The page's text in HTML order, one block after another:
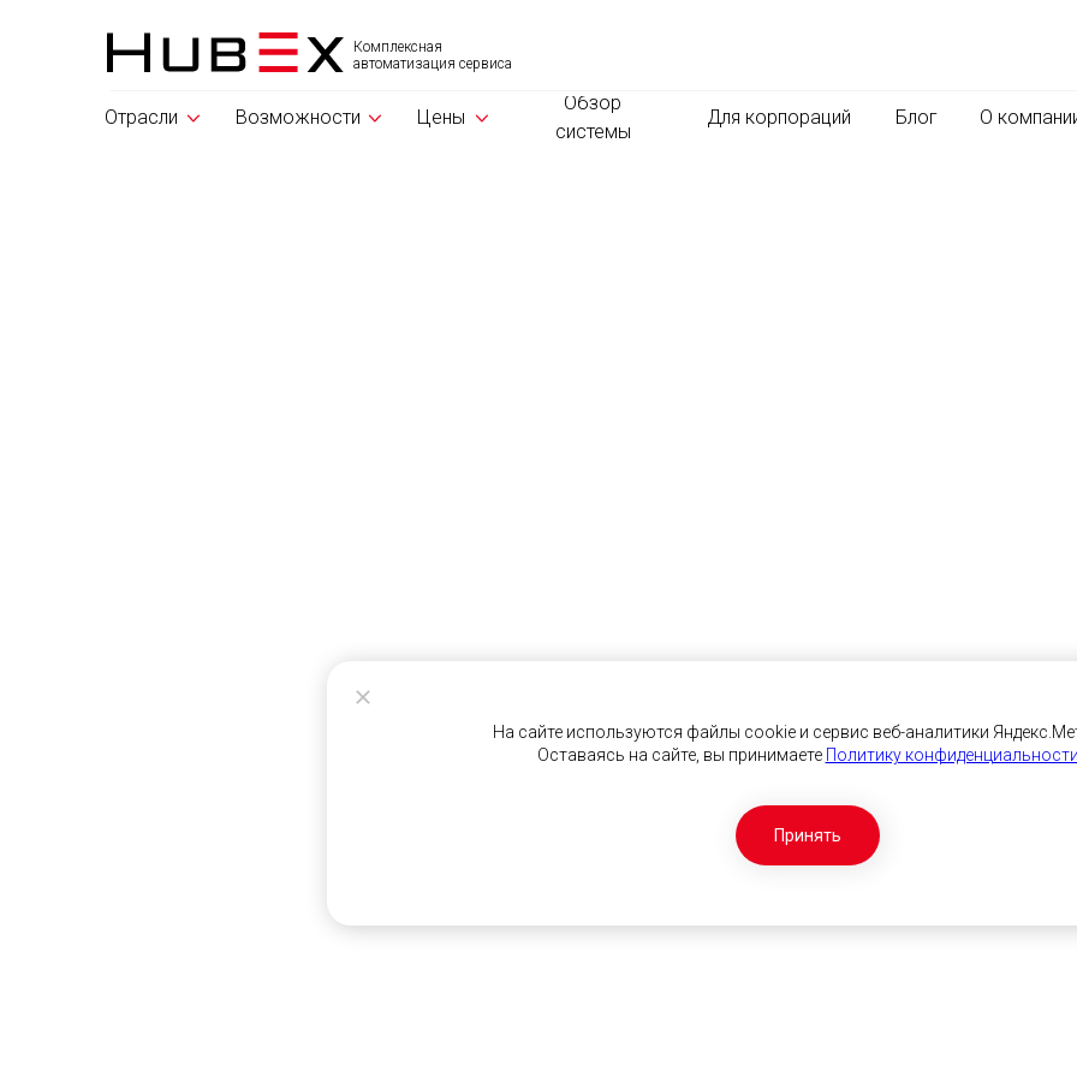
Комплексная
автоматизация сервиса
О
Обзор
системы
Цены
Отрасли Для корпораций Блог
Возможности
Принять
На сайте используются файлы cookie и сервис веб-аналитики
Оставаясь на сайте, вы принимаете Политику конфиденциальности